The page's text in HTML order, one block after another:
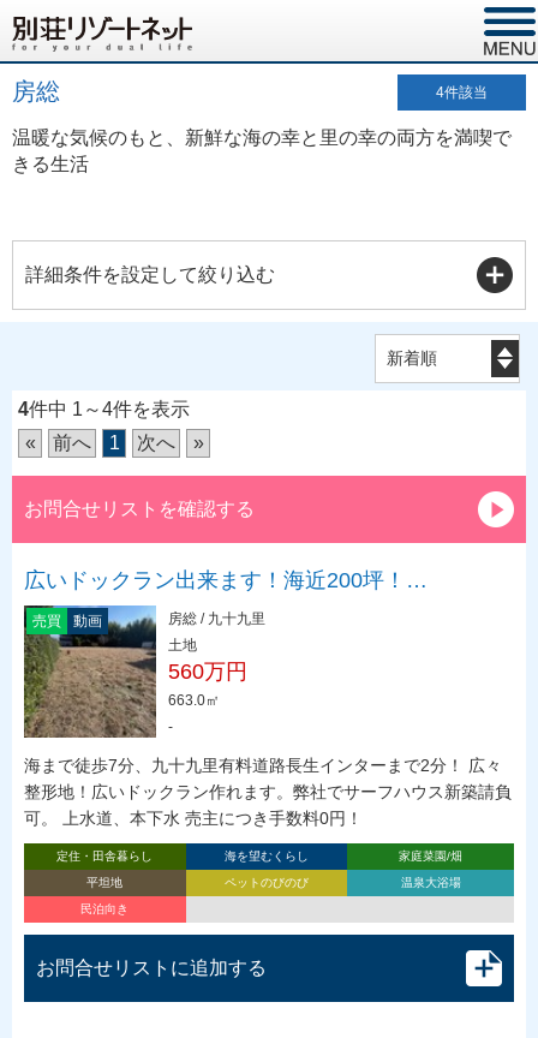
房総 4件該当
温暖な気候のもと、新鮮な海の幸と里の幸の両方を満喫で
きる生活
詳細条件を設定して絞り込む
4件中 1～4件を表示
«
前へ 1 次へ »
お問合せリストを確認する
広いドックラン出来ます！海近200坪！…
売買 動画
房総 / 九十九里
土地
560万円
663.0㎡
-
海まで徒歩7分、九十九里有料道路長生インターまで2分！ 広々
整形地！広いドックラン作れます。弊社でサーフハウス新築請負
可。 上水道、本下水 売主につき手数料0円！
定住・田舎暮らし 海を望むくらし
家庭菜園/畑
平坦地
ペットのびのび
温泉大浴場
民泊向き
お問合せリストに追加する